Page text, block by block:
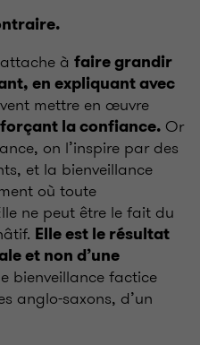
à faire grandir
en expliquant avec
mettre en œuvre
la confiance. Or
on l’inspire par des
et la bienveillance
où toute
ne peut être le fait du
Elle est le résultat
et non d’une
bienveillance factice
anglo-saxons, d’un